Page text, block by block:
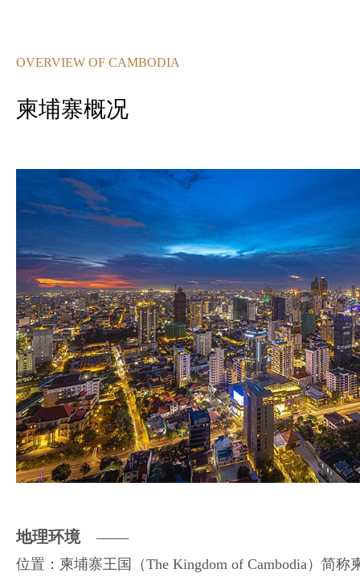
OVERVIEW OF CAMBODIA
柬埔寨概况
地理环境——
位置：柬埔寨王国（The Kingdom of Cambodia）简称